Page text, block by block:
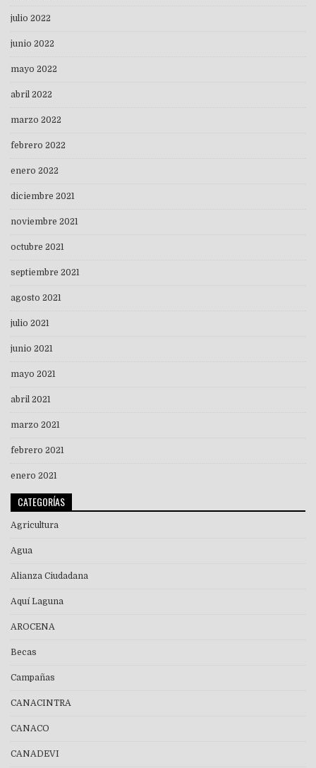
julio 2022
junio 2022
mayo 2022
abril 2022
marzo 2022
febrero 2022
enero 2022
diciembre 2021
noviembre 2021
octubre 2021
septiembre 2021
agosto 2021
julio 2021
junio 2021
mayo 2021
abril 2021
marzo 2021
febrero 2021
enero 2021
CATEGORÍAS
Agricultura
Agua
Alianza Ciudadana
Aquí Laguna
AROCENA
Becas
Campañas
CANACINTRA
CANACO
CANADEVI